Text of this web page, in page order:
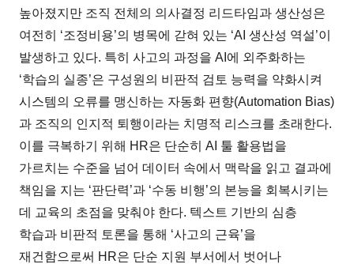
높아졌지만 조직 전체의 의사결정 리드타임과 생산성은
여전히 ‘조정비용’의 병목에 갇혀 있는 ‘AI 생산성 역설’이
발생하고 있다. 특히 사고의 과정을 AI에 외주화하는
‘학습의 실종’은 구성원의 비판적 검토 능력을 약화시켜
시스템의 오류를 맹신하는 자동화 편향(Automation Bias)
과 조직의 인지적 퇴행이라는 치명적 리스크를 초래한다.
이를 극복하기 위해 HR은 단순히 AI 툴 활용법을
가르치는 수준을 넘어 데이터 속에서 맥락을 읽고 결과에
책임을 지는 ‘판단력’과 ‘수동 비행’의 본능을 회복시키는
데 교육의 초점을 맞춰야 한다. 텍스트 기반의 심층
학습과 비판적 토론을 통해 ‘사고의 근육’을
재건함으로써 HR은 단순 지원 부서에서 벗어나